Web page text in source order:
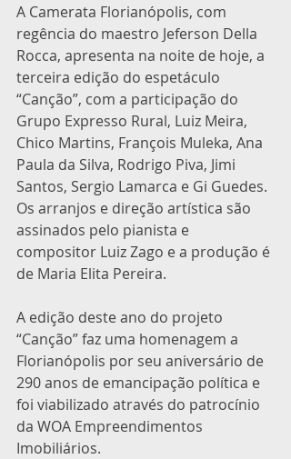
A Camerata Florianópolis, com
regência do maestro Jeferson Della
Rocca, apresenta na noite de hoje, a
terceira edição do espetáculo
“Canção”, com a participação do
Grupo Expresso Rural, Luiz Meira,
Chico Martins, François Muleka, Ana
Paula da Silva, Rodrigo Piva, Jimi
Santos, Sergio Lamarca e Gi Guedes.
Os arranjos e direção artística são
assinados pelo pianista e
compositor Luiz Zago e a produção é
de Maria Elita Pereira.
A edição deste ano do projeto
“Canção” faz uma homenagem a
Florianópolis por seu aniversário de
290 anos de emancipação política e
foi viabilizado através do patrocínio
da WOA Empreendimentos
Imobiliários.